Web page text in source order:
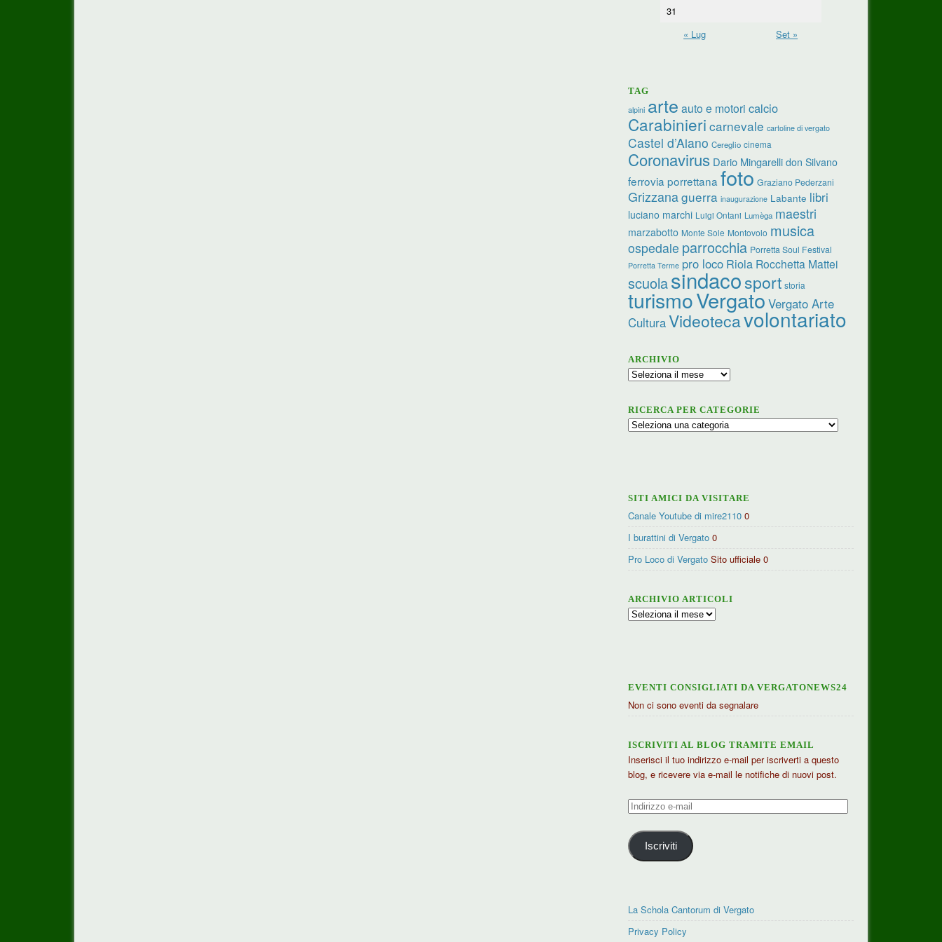
31
« Lug
Set »
TAG
alpini arte auto e motori calcio
Carabinieri carnevale cartoline di vergato
Castel d’Aiano Cereglio cinema
Coronavirus Dario Mingarelli don Silvano
ferrovia porrettana foto Graziano Pederzani
Grizzanaguerra inaugurazione Labante libri
luciano marchi Luigi Ontani Lumèga maestri
marzabotto Monte Sole Montovolo musica
ospedale parrocchia Porretta Soul Festival
Porretta Terme pro loco Riola Rocchetta Mattei
scuolasindacosport storia
turismoVergato Vergato Arte
CulturaVideotecavolontariato
ARCHIVIO
Archivio
RICERCA PER CATEGORIE
Ricerca
SITI AMICI DA VISITARE
Canale Youtube di mire2110 0
I burattini di Vergato 0
Pro Loco di Vergato Sito ufficiale 0
ARCHIVIO ARTICOLI
Archivio
EVENTI CONSIGLIATI DA VERGATONEWS24
Non ci sono eventi da segnalare
ISCRIVITI AL BLOG TRAMITE EMAIL
Inserisci il tuo indirizzo e-mail per iscriverti a questo
blog, e ricevere via e-mail le notifiche di nuovi post.
Indirizzo
mail
Iscriviti
La Schola Cantorum di Vergato
Privacy Policy